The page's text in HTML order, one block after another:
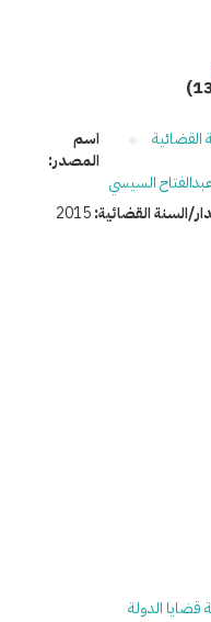
السنة القضائية:2015
اسم
المصدر:
السيسي
قضايا الدولة